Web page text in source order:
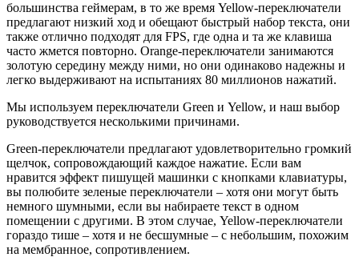
большинства геймерам, в то же время Yellow-переключатели
предлагают низкий ход и обещают быстрый набор текста, они
также отлично подходят для FPS, где одна и та же клавиша
часто жмется повторно. Orange-переключатели занимаются
золотую середину между ними, но они одинаково надежны и
легко выдерживают на испытаниях 80 миллионов нажатий.
Мы используем переключатели Green и Yellow, и наш выбор
руководствуется несколькими причинами.
Green-переключатели предлагают удовлетворительно громкий
щелчок, сопровождающий каждое нажатие. Если вам
нравится эффект пишущей машинки с кнопками клавиатуры,
вы полюбите зеленые переключатели – хотя они могут быть
немного шумными, если вы набираете текст в одном
помещении с другими. В этом случае, Yellow-переключатели
гораздо тише – хотя и не бесшумные – с небольшим, похожим
на мембранное, сопротивлением.